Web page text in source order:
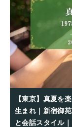
【東京】真夏を
生まれ｜新宿御
と会話スタイル